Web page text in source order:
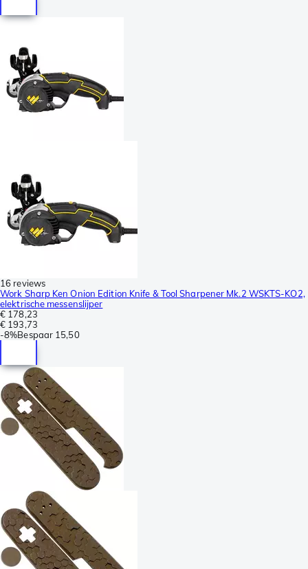
16 reviews
Work Sharp Ken Onion Edition Knife & Tool Sharpener Mk.2 WSKTS-KO2,
elektrische messenslijper
€ 178,23
€ 193,73
-8%Bespaar 15,50